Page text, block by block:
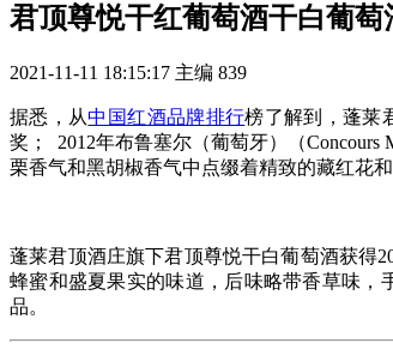
君顶尊悦干红葡萄酒干白葡萄
2021-11-11 18:15:17 主编 839
据悉，从中国红酒品牌排行榜了解到，蓬莱
奖； 2012年布鲁塞尔（葡萄牙）（Concours
栗香气和黑胡椒香气中点缀着精致的藏红花
蓬莱君顶酒庄旗下君顶尊悦干白葡萄酒获得
蜂蜜和盛夏果实的味道，后味略带香草味，
品。